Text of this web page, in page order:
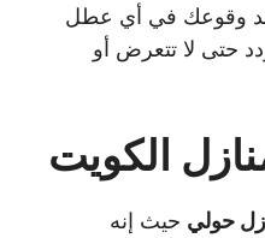
وقوعك في أي عطل
حتى لا تتعرض أو
الكويت
حولي حيث إنه